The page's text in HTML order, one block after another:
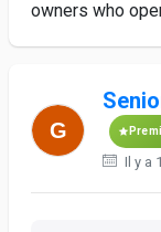
owners who
Il y a